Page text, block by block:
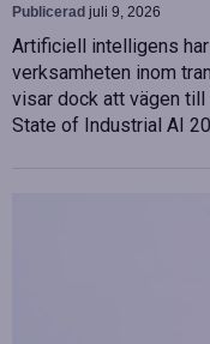
Publicerad juli 9, 2026
Artificiell intelligens
verksamheten inom
visar dock att vägen
State of Industrial AI